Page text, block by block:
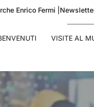
Enrico Fermi |
VISITE AL